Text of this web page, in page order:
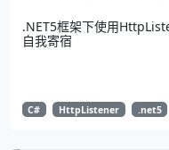
.NET5框架下使用
自我寄宿
C# HttpListener .net5